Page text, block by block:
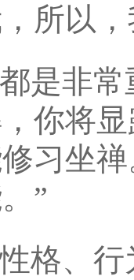
所以
是非
你将
习坐禅
”
格、